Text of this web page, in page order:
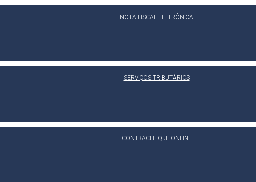
NOTA FISCAL ELETRÔNICA
SERVIÇOS TRIBUTÁRIOS
CONTRACHEQUE ONLINE